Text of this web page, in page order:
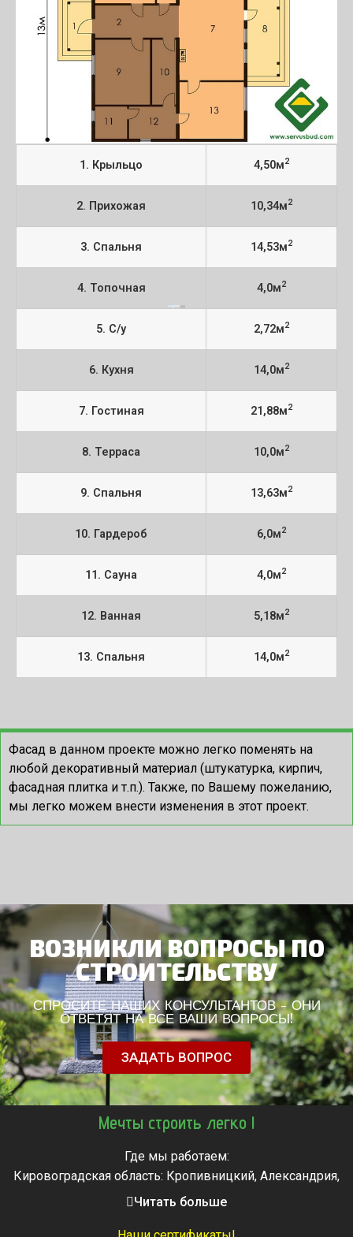
1. Крыльцо 4,50м2
2. Прихожая 10,34м2
3. Спальня 14,53м2
4. Топочная 4,0м2
5. С/у 2,72м2
6. Кухня 14,0м2
7. Гостиная 21,88м2
8. Терраса 10,0м2
9. Спальня 13,63м2
10. Гардероб 6,0м2
11. Сауна 4,0м2
12. Ванная 5,18м2
13. Спальня 14,0м2
Фасад в данном проекте можно легко поменять на
любой декоративный материал (штукатурка, кирпич,
фасадная плитка и т.п.). Также, по Вашему пожеланию,
мы легко можем внести изменения в этот проект.
ВОЗНИКЛИ ВОПРОСЫ ПО
СТРОИТЕЛЬСТВУ
СПРОСИТЕ НАШИХ КОНСУЛЬТАНТОВ - ОНИ
ОТВЕТЯТ НА ВСЕ ВАШИ ВОПРОСЫ!
ЗАДАТЬ ВОПРОС
Мечты строить легко !
Где мы работаем:
Кировоградская область: Кропивницкий, Александрия,
Знаменка, Долинская, Новоархангельск, Светловодск
Звенигородка, Золотоноша, Каменка, Канев, Корсунь-
Читать больше